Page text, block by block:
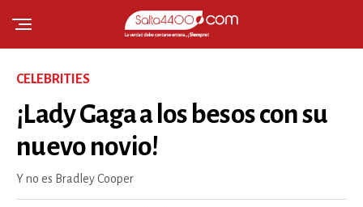
CELEBRITIES
¡Lady Gaga a los besos con su
nuevo novio!
Y no es Bradley Cooper